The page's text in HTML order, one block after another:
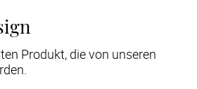
Produkt, die von unseren